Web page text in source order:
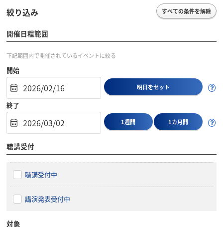
絞り込み すべての条件を解除
開催日程範囲
下記範囲内で開催されているイベントに絞る
開始
明日をセット
終了
1週間 1カ月間
聴講受付
聴講受付中
講演発表受付中
対象